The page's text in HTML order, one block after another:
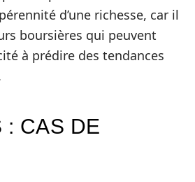
d’une richesse, car il
boursières qui peuvent
à prédire des tendances
: CAS DE